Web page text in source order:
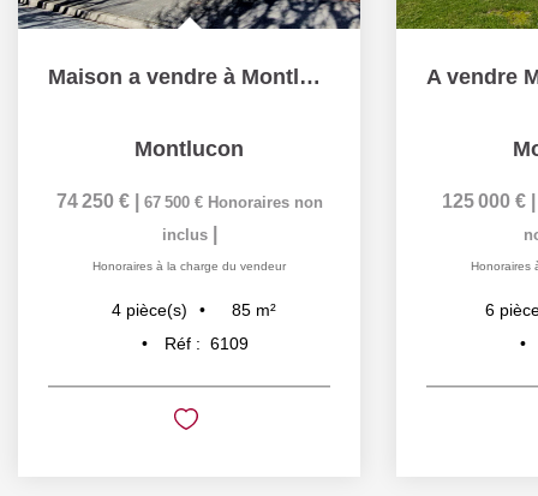
Maison a vendre à Montluçon
Montlucon
74 250 € 67 500 € Honoraires non
inclus
Honoraires à la charge du vendeur
4 pièce(s) 85 m²
Réf : 6109
125 000 €
Honoraires
6